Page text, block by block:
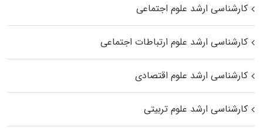
کارشناسی ارشد علوم اجتماعی
کارشناسی ارشد علوم ارتباطات اجتماعی
کارشناسی ارشد علوم اقتصادی
کارشناسی ارشد علوم تربیتی